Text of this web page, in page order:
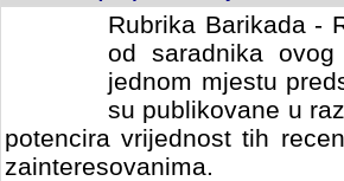
Rubrika Barikada -
od saradnika
jednom mjestu
su publikovane u
potencira vrijednost tih
zainteresovanima.